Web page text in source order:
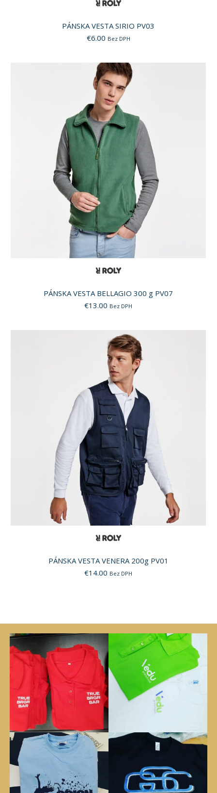
PÁNSKA VESTA SIRIO PV03
€6.00 Bez DPH
PÁNSKA VESTA BELLAGIO 300 g PV07
€13.00 Bez DPH
PÁNSKA VESTA VENERA 200g PV01
€14.00 Bez DPH